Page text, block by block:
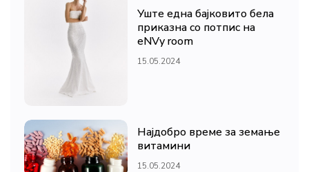
Уште една бајковито бела
приказна со потпис на
eNVy room
15.05.2024
Најдобро време за земање
витамини
15.05.2024